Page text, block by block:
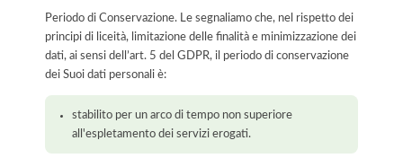
Periodo di Conservazione. Le segnaliamo che, nel rispetto dei
principi di liceità, limitazione delle finalità e minimizzazione dei
dati, ai sensi dell’art. 5 del GDPR, il periodo di conservazione
dei Suoi dati personali è:
stabilito per un arco di tempo non superiore
all'espletamento dei servizi erogati.